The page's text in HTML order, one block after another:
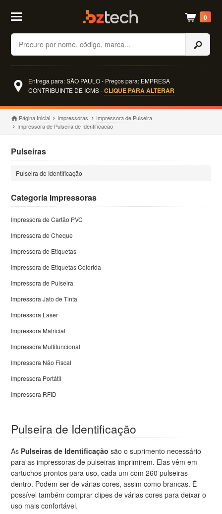
Buscar
0
Entrega para: SÃO PAULO - Preços para: EMPRESA
CONTRIBUINTE DE ICMS -CLIQUE PARA ALTERAR
Página Inicial Impressoras
Impressora de Pulseira
Impressora de Pulseira de Identificacão
Pulseiras
Pulseira de Identificação
Categoria Impressoras
Impressora de Cartão PVC
Impressora de Cheque
Impressora de Etiquetas
Impressora de Etiquetas Colorida
Impressora de Pulseira
Impressora Jato de Tinta
Impressora Laser
Impressora Matricial
Impressora Multifuncional
Impressora Não Fiscal
Impressora Portátil
Impressora RFID
Pulseira de Identificação
As Pulseiras de Identificação são o suprimento necessário
para as impressoras de pulseiras imprimirem. Elas vêm em
cartuchos prontos para uso, cada um com 260 pulseiras
dentro. Podem ser de várias cores, assim como brancas. É
possível também comprar clipes de várias cores para deixar o
uso mais confortável.